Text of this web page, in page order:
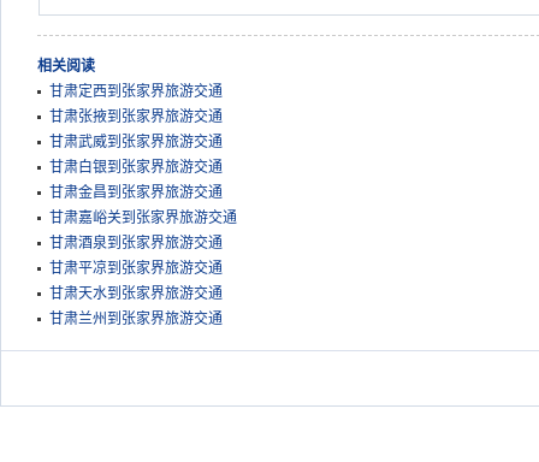
相关阅读
甘肃定西到张家界旅游交通
甘肃张掖到张家界旅游交通
甘肃武威到张家界旅游交通
甘肃白银到张家界旅游交通
甘肃金昌到张家界旅游交通
甘肃嘉峪关到张家界旅游交通
甘肃酒泉到张家界旅游交通
甘肃平凉到张家界旅游交通
甘肃天水到张家界旅游交通
甘肃兰州到张家界旅游交通